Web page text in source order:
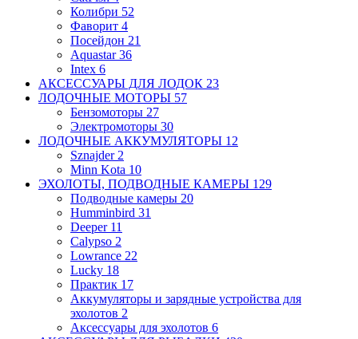
Колибри 52
Фаворит 4
Посейдон 21
Aquastar36
Intex 6
АКСЕССУАРЫ ДЛЯ ЛОДОК 23
ЛОДОЧНЫЕ МОТОРЫ 57
Бензомоторы 27
Электромоторы 30
ЛОДОЧНЫЕ АККУМУЛЯТОРЫ 12
Sznajder 2
Minn Kota 10
ЭХОЛОТЫ, ПОДВОДНЫЕ КАМЕРЫ 129
Подводные камеры 20
Humminbird 31
Deeper 11
Calypso 2
Lowrance 22
Lucky 18
Практик 17
Аккумуляторы и зарядные устройства для
эхолотов 2
Аксессуары для эхолотов 6